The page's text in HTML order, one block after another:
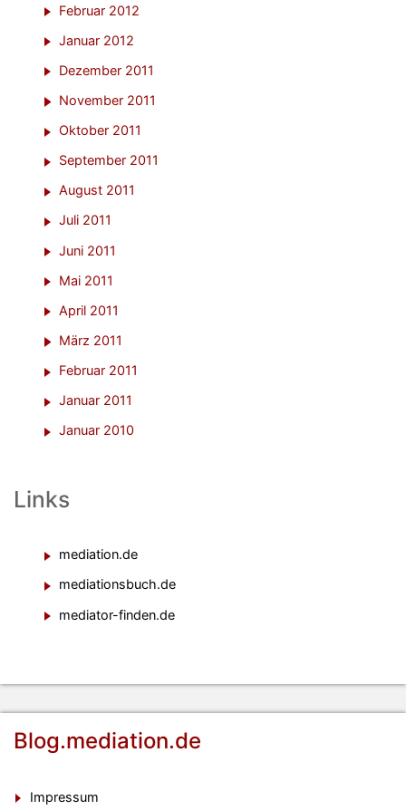
Februar 2012
Januar 2012
Dezember 2011
November 2011
Oktober 2011
September 2011
August 2011
Juli 2011
Juni 2011
Mai 2011
April 2011
März 2011
Februar 2011
Januar 2011
Januar 2010
Links
mediation.de
mediationsbuch.de
mediator-finden.de
Blog.mediation.de
Impressum